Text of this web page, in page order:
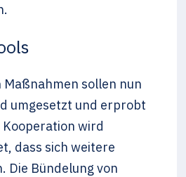
sollen nun
umgesetzt und erprobt
wird
dass sich weitere
Die Bündelung von